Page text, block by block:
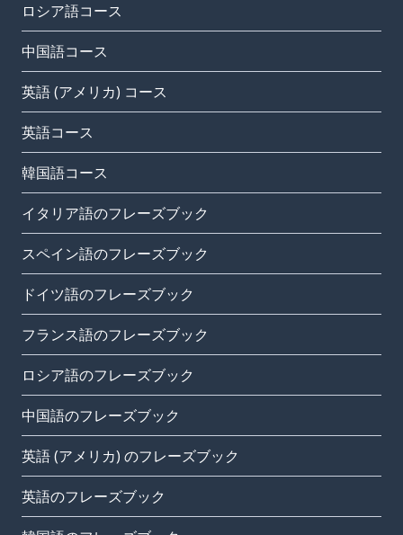
ロシア語コース
中国語コース
英語 (アメリカ) コース
英語コース
韓国語コース
イタリア語のフレーズブック
スペイン語のフレーズブック
ドイツ語のフレーズブック
フランス語のフレーズブック
ロシア語のフレーズブック
中国語のフレーズブック
英語 (アメリカ) のフレーズブック
英語のフレーズブック